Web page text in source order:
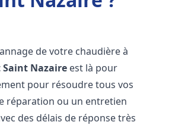
de votre chaudière à
Saint Nazaire est là pour
pour résoudre tous vos
réparation ou un entretien
des délais de réponse très